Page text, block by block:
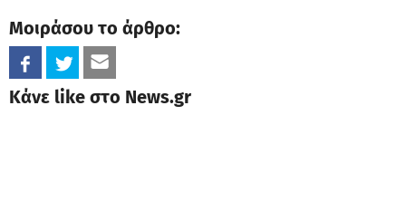
Μοιράσου το άρθρο:
Κάνε like στο News.gr